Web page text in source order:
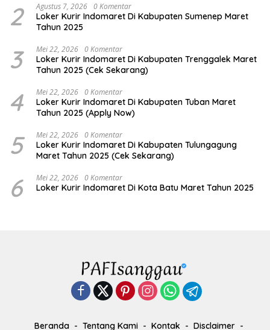
2 Agustus 7, 2026 0 Komentar
Loker Kurir Indomaret Di Kabupaten Sumenep Maret
Tahun 2025
3 Mei 22, 2026 0 Komentar
Loker Kurir Indomaret Di Kabupaten Trenggalek Maret
Tahun 2025 (Cek Sekarang)
4 Mei 22, 2026 0 Komentar
Loker Kurir Indomaret Di Kabupaten Tuban Maret
Tahun 2025 (Apply Now)
5 Mei 22, 2026 0 Komentar
Loker Kurir Indomaret Di Kabupaten Tulungagung
Maret Tahun 2025 (Cek Sekarang)
6 Mei 22, 2026 0 Komentar
Loker Kurir Indomaret Di Kota Batu Maret Tahun 2025
Beranda Tentang Kami Kontak Disclaimer